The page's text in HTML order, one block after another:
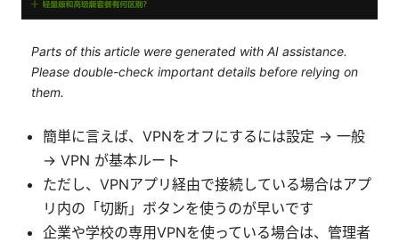
Parts of this article were generated with AI assistance.
Please double-check important details before relying on
them.
簡単に言えば、VPNをオフにするには設定 → 一般
→ VPN が基本ルート
ただし、VPNアプリ経由で接続している場合はアプ
リ内の「切断」ボタンを使うのが早いです
企業や学校の専用VPNを使っている場合は、管理者